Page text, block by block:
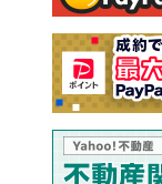
売却査定